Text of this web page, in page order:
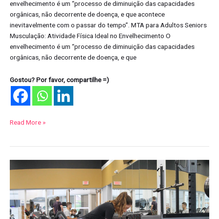
envelhecimento é um “processo de diminuição das capacidades
orgânicas, não decorrente de doença, e que acontece
inevitavelmente com o passar do tempo”. MTA para Adultos Seniors
Musculação: Atividade Física Ideal no Envelhecimento O
envelhecimento é um “processo de diminuição das capacidades
orgânicas, não decorrente de doença, e que
Gostou? Por favor, compartilhe =)
Read More »
lombar.
Posso